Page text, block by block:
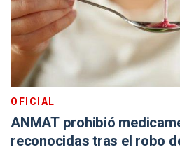
OFICIAL
ANMAT prohibió
reconocidas tras el robo